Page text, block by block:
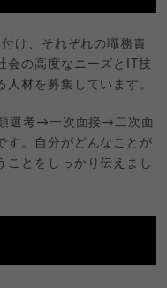
け、それぞれの職務責
会の高度なニーズとIT技
材を募集しています。
選考→一次面接→二次面
。自分がどんなことが
ことをしっかり伝えまし